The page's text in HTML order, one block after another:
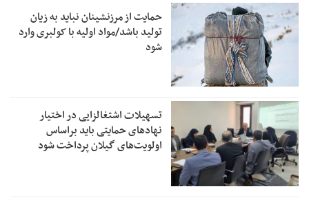
حمایت از مرزنشینان نباید به زیان
تولید باشد/مواد اولیه با کولبری وارد
شود
تسهیلات اشتغالزایی در اختیار
نهادهای حمایتی باید براساس
اولویت‌های گیلان پرداخت شود